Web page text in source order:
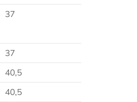
37
37
40,5
40,5